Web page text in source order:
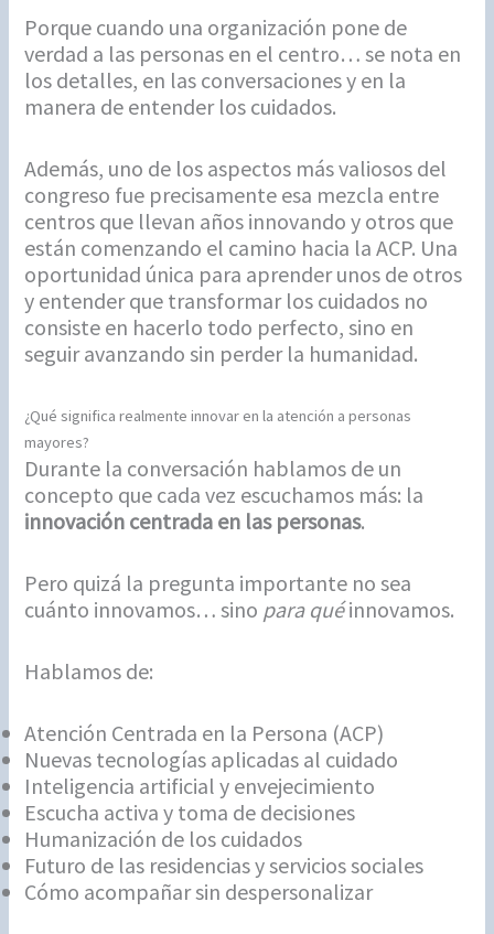
Porque cuando una organización pone de
verdad a las personas en el centro… se nota en
los detalles, en las conversaciones y en la
manera de entender los cuidados.
Además, uno de los aspectos más valiosos del
congreso fue precisamente esa mezcla entre
centros que llevan años innovando y otros que
están comenzando el camino hacia la ACP. Una
oportunidad única para aprender unos de otros
y entender que transformar los cuidados no
consiste en hacerlo todo perfecto, sino en
seguir avanzando sin perder la humanidad.
¿Qué significa realmente innovar en la atención a personas
mayores?
Durante la conversación hablamos de un
concepto que cada vez escuchamos más: la
innovación centrada en las personas.
Pero quizá la pregunta importante no sea
cuánto innovamos… sino para quéinnovamos.
Hablamos de:
Atención Centrada en la Persona (ACP)
Nuevas tecnologías aplicadas al cuidado
Inteligencia artificial y envejecimiento
Escucha activa y toma de decisiones
Humanización de los cuidados
Futuro de las residencias y servicios sociales
Cómo acompañar sin despersonalizar